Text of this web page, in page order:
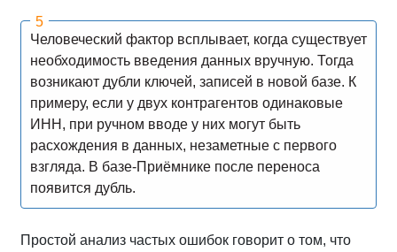
Человеческий фактор всплывает, когда существует
необходимость введения данных вручную. Тогда
возникают дубли ключей, записей в новой базе. К
примеру, если у двух контрагентов одинаковые
ИНН, при ручном вводе у них могут быть
расхождения в данных, незаметные с первого
взгляда. В базе-Приёмнике после переноса
появится дубль.
Простой анализ частых ошибок говорит о том, что